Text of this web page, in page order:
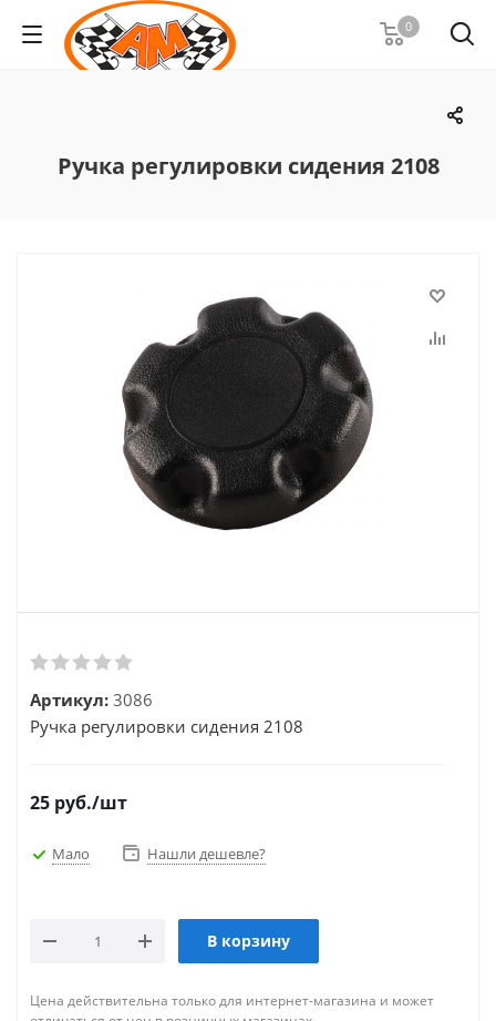
0
Ручка регулировки сидения 2108
Артикул: 3086
Ручка регулировки сидения 2108
25 руб./шт
Мало Нашли дешевле?
В корзину
Цена действительна только для интернет-магазина и может